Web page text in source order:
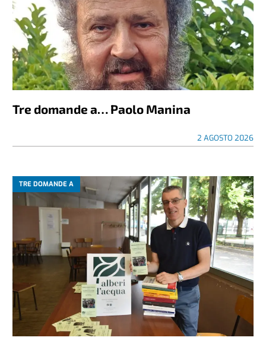
Tre domande a… Paolo Manina
2 AGOSTO 2026
TRE DOMANDE A